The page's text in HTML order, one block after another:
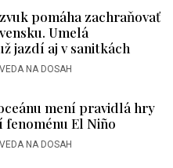
pomáha zachraňovať
Umelá
jazdí aj v sanitkách
VEDA NA DOSAH
mení pravidlá hry
El Niño
VEDA NA DOSAH